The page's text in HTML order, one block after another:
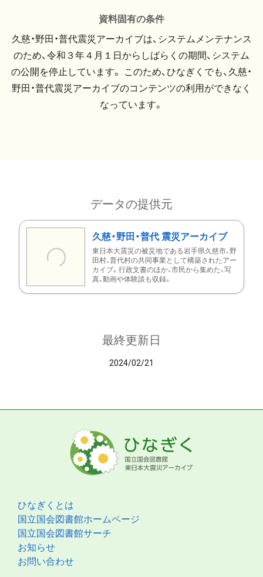
資料固有の条件
久慈・野田・普代震災アーカイブは、システムメンテナンス
のため、令和３年４月１日からしばらくの期間、システム
の公開を停止しています。 このため、ひなぎくでも、久慈・
野田・普代震災アーカイブのコンテンツの利用ができなく
なっています。
データの提供元
久慈・野田・普代 震災アーカイブ
東日本大震災の被災地である岩手県久慈市、野
田村、普代村の共同事業として構築されたアー
カイブ。行政文書のほか、市民から集めた、写
真、動画や体験談も収録。
最終更新日
2024/02/21
ひなぎくとは
国立国会図書館ホームページ
国立国会図書館サーチ
お知らせ
お問い合わせ